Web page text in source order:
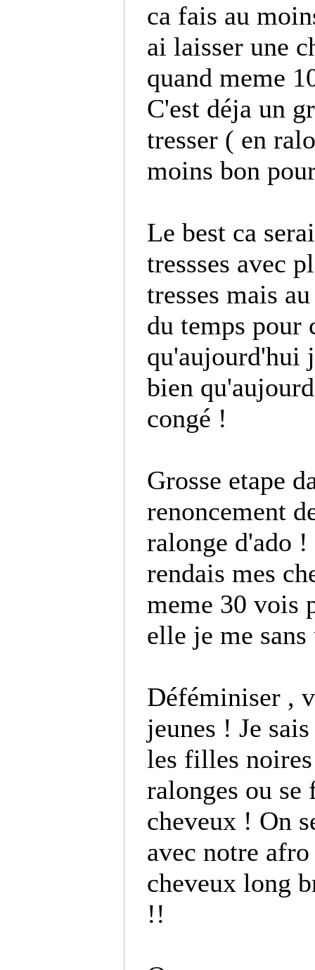
ca fais au
ai laisser une
quand meme
C'est déja un
tresser ( en
moins bon
Le best ca
tressses avec
tresses mais
du temps pour
qu'aujourd'hui
bien
congé !
Grosse etape
renoncement
ralonge d'ado !
rendais mes
meme 30 vois
elle je me
Déféminiser ,
jeunes ! Je
les filles
ralonges ou
cheveux ! On
avec notre
cheveux long
!!